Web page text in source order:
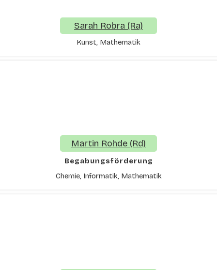
Sarah Robra (Ra)
Kunst, Mathematik
Martin Rohde (Rd)
Begabungsförderung
Chemie, Informatik, Mathematik